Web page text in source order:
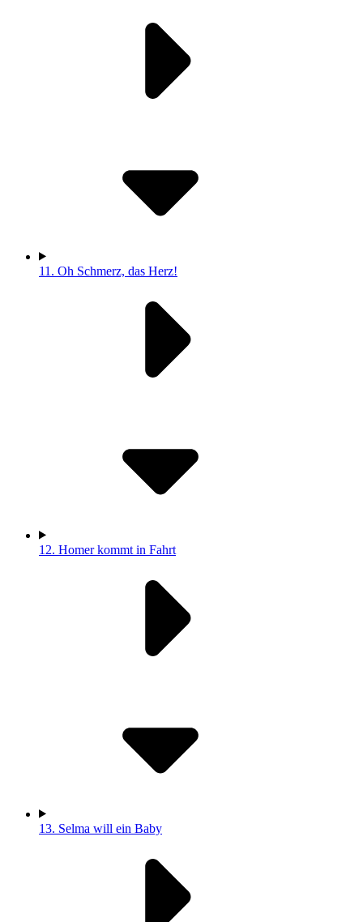
11. Oh Schmerz, das Herz!
12. Homer kommt in Fahrt
13. Selma will ein Baby